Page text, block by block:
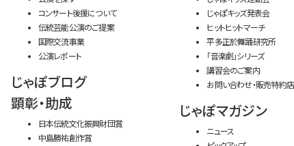
コンサート後援について
伝統芸能公演のご提案
国際交流事業
公演レポート
じゃぽブログ
顕彰・助成
日本伝統文化振興財団賞
中島勝祐創作賞
じゃぽキッズ発表会
ヒットヒットマーチ
平多正於舞踊研究所
「音楽劇」シリーズ
講習会のご案内
お問い合わせ・販売特約店
じゃぽマガジン
ニュース